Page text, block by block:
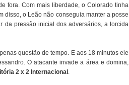
fora. Com mais liberdade, o Colorado tinha
disso, o Leão não conseguia manter a posse
da pressão inicial dos adversários, a torcida
questão de tempo. E aos 18 minutos ele
O atacante invade a área e domina,
2 x 2 Internacional .